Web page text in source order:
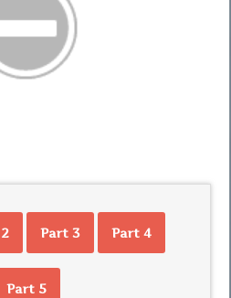
Part 3 Part 4
Part 5